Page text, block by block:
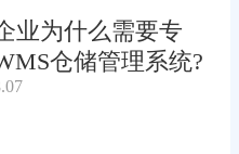
业为什么需要专
仓储管理系统?